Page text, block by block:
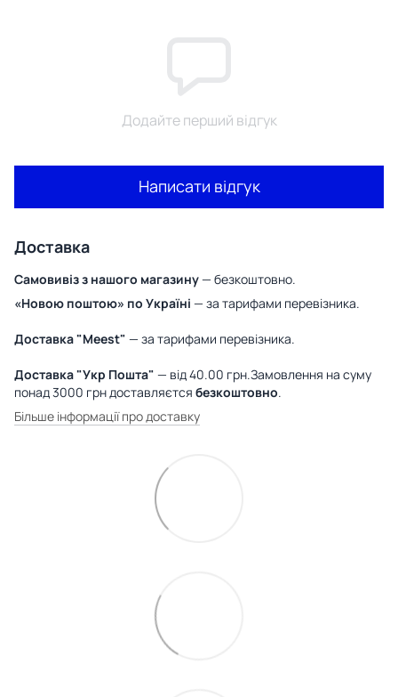
Додайте перший відгук
Написати відгук
Доставка
Самовивіз з нашого магазину— безкоштовно.
«Новою поштою» по Україні — за тарифами перевізника.
Доставка "Meest" — за тарифами перевізника.
Доставка "Укр Пошта" — від 40.00 грн.Замовлення на суму
понад 3000 грн доставляєтся безкоштовно.
Більше інформації про доставку